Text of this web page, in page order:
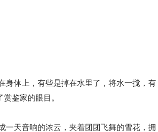
身体上，有些是掉在水里了，将水一搅，有
鉴家的眼目。
一天音响的浓云，夹着团团飞舞的雪花，拥